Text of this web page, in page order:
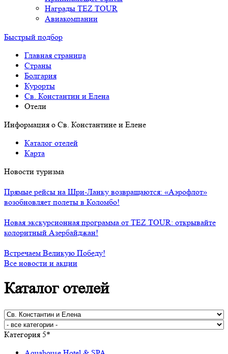
Награды TEZ TOUR
Авиакомпании
Быстрый подбор
Главная страница
Cтраны
Болгария
Курорты
Св. Константин и Елена
Отели
Информация о Св. Константине и Елене
Каталог отелей
Карта
Новости туризма
Прямые рейсы на Шри-Ланку возвращаются: «Аэрофлот»
возобновляет полеты в Коломбо!
Новая экскурсионная программа от TEZ TOUR: открывайте
колоритный Азербайджан!
Встречаем Великую Победу!
Все новости и акции
Каталог отелей
Категория 5*